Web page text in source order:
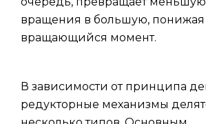
вращения в большую, понижая
вращающийся момент.
В зависимости от принципа
редукторные механизмы